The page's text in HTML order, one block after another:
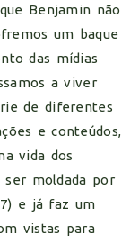
Benjamin não
um baque
das mídias
a viver
de diferentes
e conteúdos,
vida dos
ser moldada por
e já faz um
vistas para